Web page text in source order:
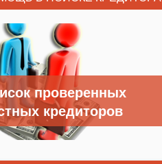
проверенных
кредиторов